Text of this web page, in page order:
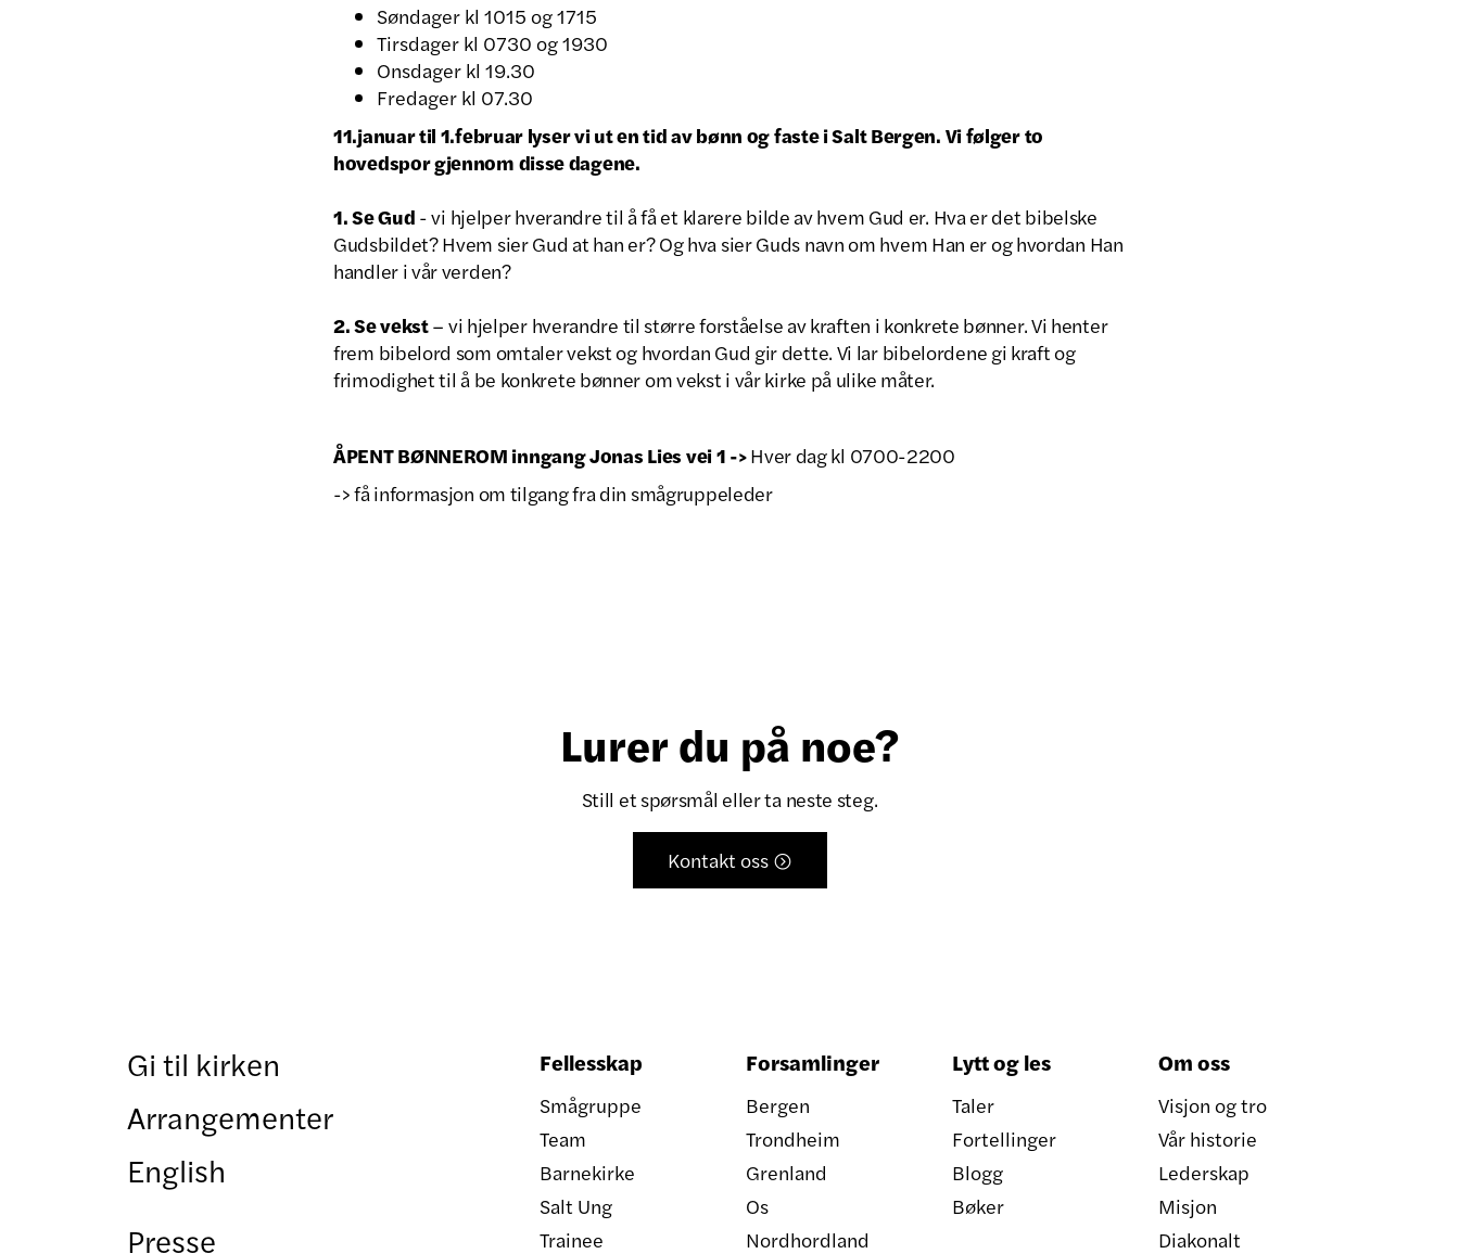
Søndager kl 1015 og 1715
Tirsdager kl 0730 og 1930
Onsdager kl 19.30
Fredager kl 07.30
11.januar til 1.februar lyser vi ut en tid av bønn og faste i Salt Bergen. Vi følger to
hovedspor gjennom disse dagene.
1. Se Gud - vi hjelper hverandre til å få et klarere bilde av hvem Gud er. Hva er det bibelske
Gudsbildet? Hvem sier Gud at han er? Og hva sier Guds navn om hvem Han er og hvordan Han
handler i vår verden?
2. Se vekst– vi hjelper hverandre til større forståelse av kraften i konkrete bønner. Vi henter
frem bibelord som omtaler vekst og hvordan Gud gir dette. Vi lar bibelordene gi kraft og
frimodighet til å be konkrete bønner om vekst i vår kirke på ulike måter.
ÅPENT BØNNEROM inngang Jonas Lies vei 1 ->Hver dag kl 0700-2200
-> få informasjon om tilgang fra din smågruppeleder
Lurer du på noe?
Still et spørsmål eller ta neste steg.
Kontakt oss 
Gi til kirken
Arrangementer
English
Presse
Fellesskap
Smågruppe
Team
Barnekirke
Salt Ung
Trainee
Forsamlinger
Bergen
Trondheim
Grenland
Os
Nordhordland
Lytt og les
Taler
Fortellinger
Blogg
Bøker
Om oss
Visjon og tro
Vår historie
Lederskap
Misjon
Diakonalt